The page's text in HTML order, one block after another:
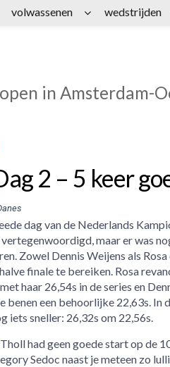
in Amsterdam-
2 – 5 keer
dag van de Nederlands
maar er was
Zowel Dennis Weijens als
finale te bereiken. Rosa
haar 26,54s in de series en
benen een behoorlijke 22,63s. In
iets sneller: 26,32s om 22,56s.
had geen goede start op de
Sedoc naast je meteen zo
volwassenen wedstrijden